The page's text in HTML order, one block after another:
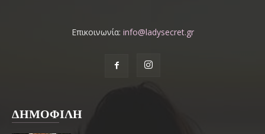
Επικοινωνία: info@ladysecret.gr
ΔΗΜΟΦΙΛΗ